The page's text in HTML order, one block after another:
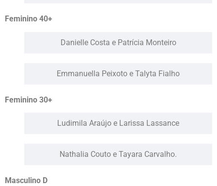
Feminino 40+
Danielle Costa e Patrícia Monteiro
Emmanuella Peixoto e Talyta Fialho
Feminino 30+
Ludimila Araújo e Larissa Lassance
Nathalia Couto e Tayara Carvalho.
Masculino D